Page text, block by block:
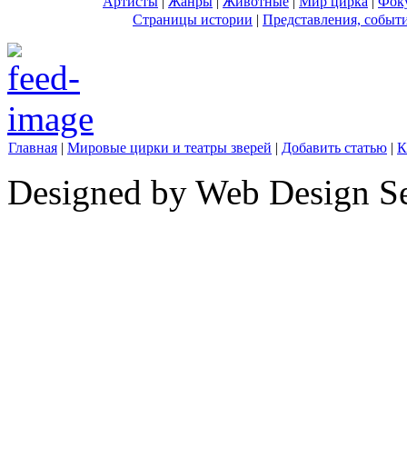
Страницы истории | Представления,
Главная | Мировые цирки и театры зверей | Добавить статью |
Designed by Web Design